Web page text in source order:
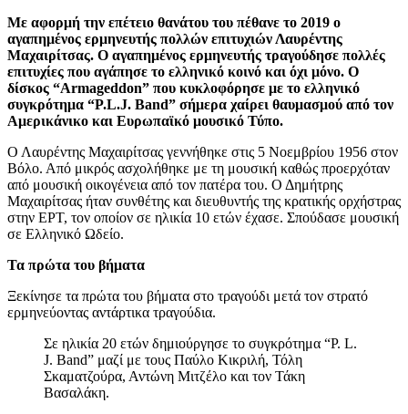
Με αφορμή την επέτειο θανάτου του πέθανε το 2019 ο
αγαπημένος ερμηνευτής πολλών επιτυχιών Λαυρέντης
Μαχαιρίτσας. Ο αγαπημένος ερμηνευτής τραγούδησε πολλές
επιτυχίες που αγάπησε το ελληνικό κοινό και όχι μόνο. Ο
δίσκος “Armageddon” που κυκλοφόρησε με το ελληνικό
συγκρότημα “P.L.J. Band” σήμερα χαίρει θαυμασμού από τον
Αμερικάνικο και Ευρωπαϊκό μουσικό Τύπο.
Ο Λαυρέντης Μαχαιρίτσας γεννήθηκε στις 5 Νοεμβρίου 1956 στον
Βόλο. Από μικρός ασχολήθηκε με τη μουσική καθώς προερχόταν
από μουσική οικογένεια από τον πατέρα του. Ο Δημήτρης
Μαχαιρίτσας ήταν συνθέτης και διευθυντής της κρατικής ορχήστρας
στην ΕΡΤ, τον οποίον σε ηλικία 10 ετών έχασε. Σπούδασε μουσική
σε Ελληνικό Ωδείο.
Τα πρώτα του βήματα
Ξεκίνησε τα πρώτα του βήματα στο τραγούδι μετά τον στρατό
ερμηνεύοντας αντάρτικα τραγούδια.
Σε ηλικία 20 ετών δημιούργησε το συγκρότημα “P. L.
J. Band” μαζί με τους Παύλο Κικριλή, Τόλη
Σκαματζούρα, Αντώνη Μιτζέλο και τον Τάκη
Βασαλάκη.